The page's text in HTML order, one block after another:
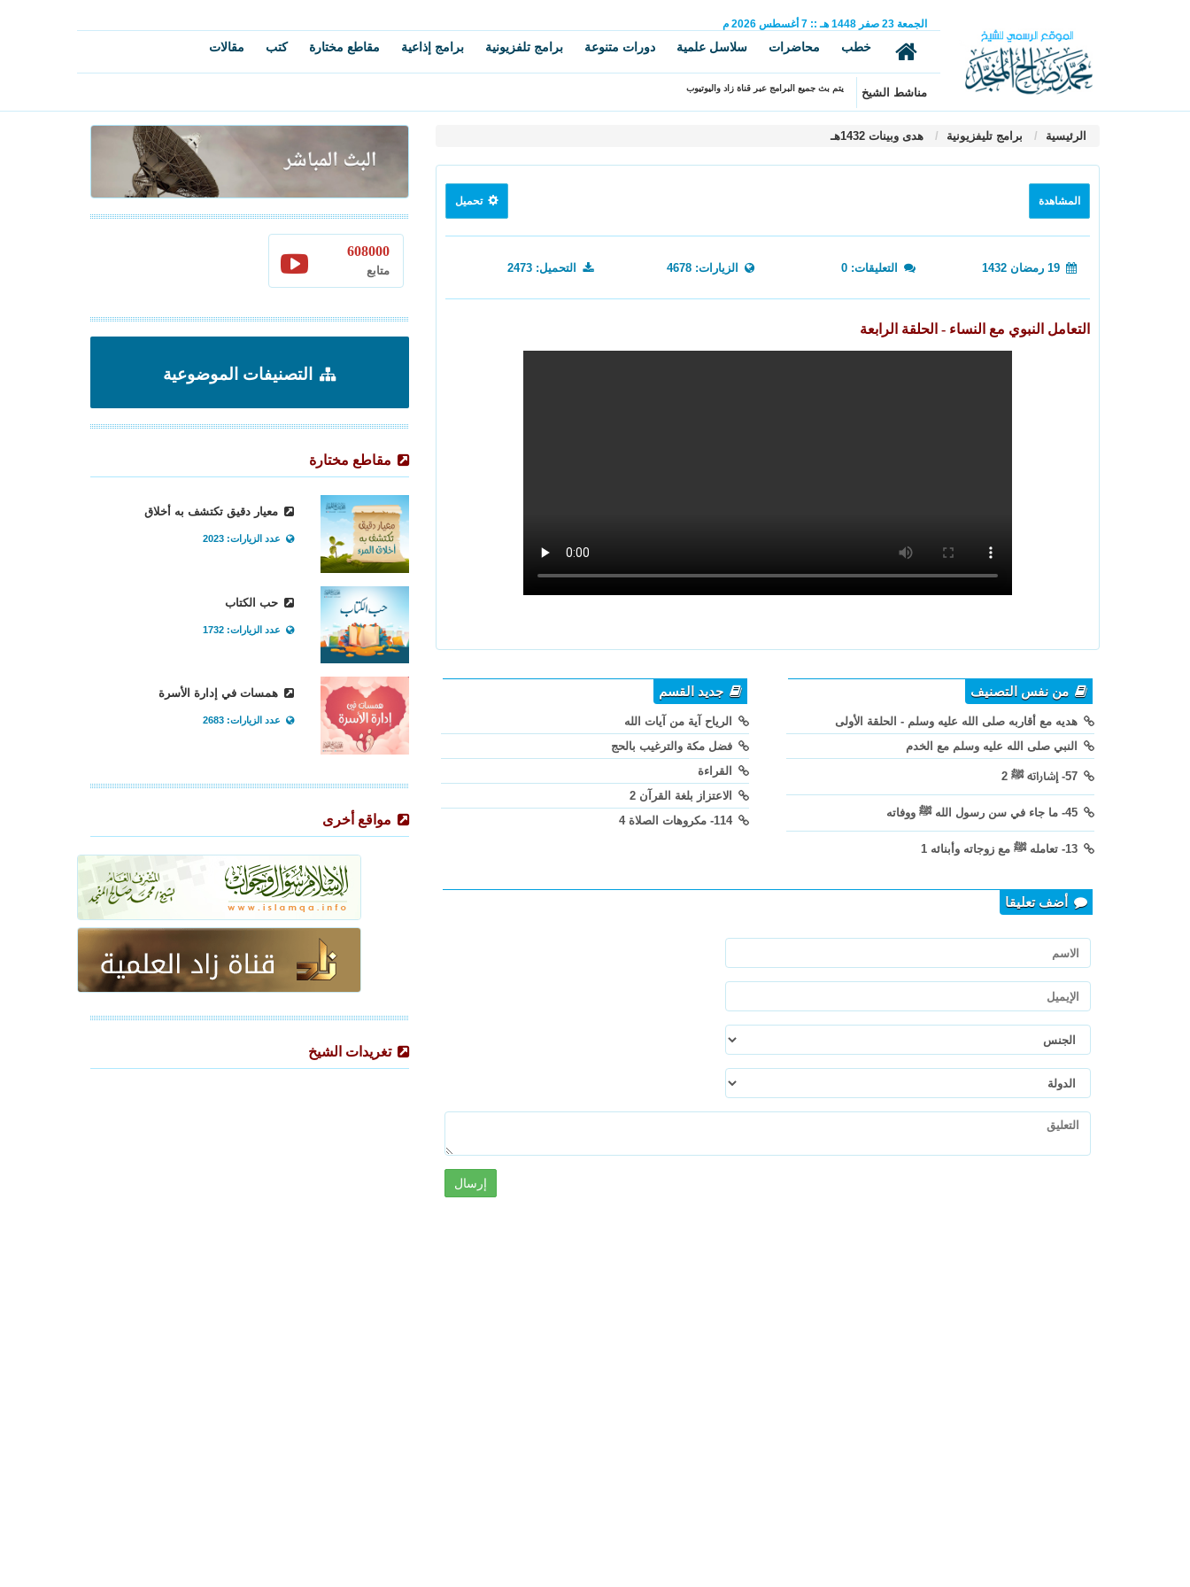
الجمعة 23 صفر 1448 هـ ::
7 أغسطس 2026 م
خطب محاضرات سلاسل علمية دورات متنوعة برامج تلفزيونية برامج إذاعية مقاطع مختارة كتب مقالات
مناشط الشيخ يتم بث جميع البرامج عبر قناة زاد واليوتيوب
الرئيسية برامج تليفزيونية هدى وبينات 1432هـ
المشاهدة تحميل
التعليقات: 0 الزيارات: 4678 التحميل: 2473
التعامل النبوي مع النساء - الحلقة الرابعة
من نفس التصنيف
هديه مع أقاربه صلى الله عليه وسلم - الحلقة الأولى
النبي صلى الله عليه وسلم مع الخدم
جديد القسم
الرياح آية من آيات الله
فضل مكة والترغيب بالحج
القراءة
الاعتزاز بلغة القرآن 2
114- مكروهات الصلاة 4
أضف تعليقا
إرسال
608000
متابع
التصنيفات الموضوعية
مقاطع مختارة
معيار دقيق تكتشف به أخلاق
عدد الزيارات: 2023
حب الكتاب
عدد الزيارات: 1732
همسات في إدارة الأسرة
عدد الزيارات: 2683
مواقع أخرى
تغريدات الشيخ